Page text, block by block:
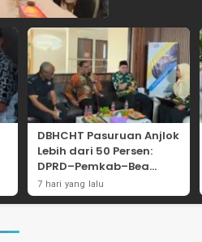
DBHCHT Pasuruan Anjlok
Lebih dari 50 Persen:
DPRD–Pemkab–Bea
Cukai Perkuat Perang
Melawan Peredaran
7 hari yang lalu